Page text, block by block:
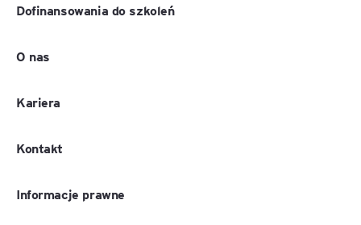
Dofinansowania do szkoleń
O nas
Kariera
Kontakt
Informacje prawne